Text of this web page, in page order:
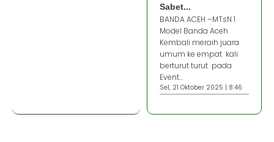
Sabet...
BANDA ACEH –MTsN 1
Model Banda Aceh
Kembali meraih juara
umum ke empat kali
berturut turut pada
Event...
Sel, 21 Oktober 2025 | 8:46